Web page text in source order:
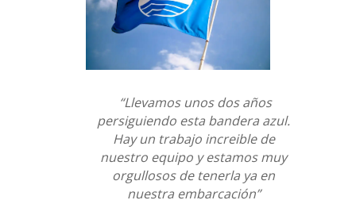
“Llevamos unos dos años
persiguiendo esta bandera azul.
Hay un trabajo increible de
nuestro equipo y estamos muy
orgullosos de tenerla ya en
nuestra embarcación”